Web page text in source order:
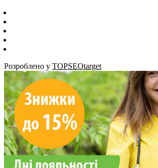
Розроблено у TOPSEOtarget